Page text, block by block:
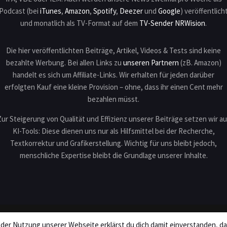
Podcast (bei iTunes, Amazon, Spotify, Deezerund Google)
und monatlich als TV-Format auf dem TV-Sender NRWision.
Die hier veröffentlichten Beiträge, Artikel, Videos & Tests sind keine
bezahlte Werbung. Bei allen Links zu unseren Partnern (zB. Amazon)
handelt es sich um Affiliate-Links. Wir erhalten für jeden darüber
erfolgten Kauf eine kleine Provision – ohne, dass ihr einen Cent mehr
bezahlen müsst.
Steigerung von Qualität und Effizienz unserer Beiträge setzen wir
KI-Tools: Diese dienen uns nur als Hilfsmittel bei der Recherche,
Textkorrektur und Grafikerstellung. Wichtig für uns bleibt jedoch,
menschliche Expertise bleibt die Grundlage unserer Inhalte.
Nutzung unserer Webseite erklärst du dich damit einverstanden,